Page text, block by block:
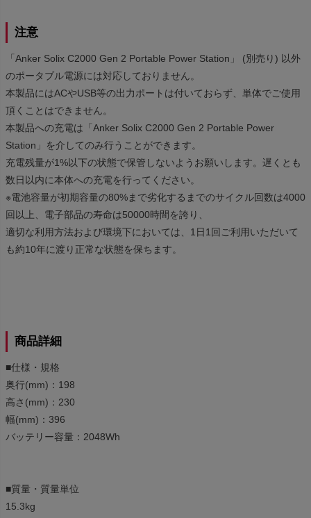
注意
「Anker Solix C2000 Gen 2 Portable Power Station」 (別売り) 以外
のポータブル電源には対応しておりません。
本製品にはACやUSB等の出力ポートは付いておらず、単体でご使用
頂くことはできません。
本製品への充電は「Anker Solix C2000 Gen 2 Portable Power
Station」を介してのみ行うことができます。
充電残量が1%以下の状態で保管しないようお願いします。遅くとも
数日以内に本体への充電を行ってください。
※電池容量が初期容量の80%まで劣化するまでのサイクル回数は4000
回以上、電子部品の寿命は50000時間を誇り、
適切な利用方法および環境下においては、1日1回ご利用いただいて
も約10年に渡り正常な状態を保ちます。
商品詳細
■仕様・規格
奥行(mm)：198
高さ(mm)：230
幅(mm)：396
バッテリー容量：2048Wh
■質量・質量単位
15.3kg